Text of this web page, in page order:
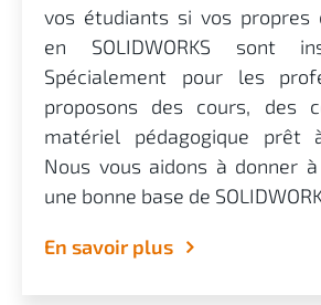
vos étudiants si vos propres
en SOLIDWORKS sont
Spécialement pour les
proposons des cours, des
matériel pédagogique prêt
Nous vous aidons à donner
une bonne base de
En savoir plus